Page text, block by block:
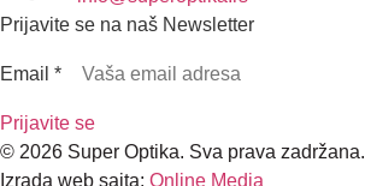
Prijavite se na naš Newsletter
Email *
Prijavite se
© 2026 Super Optika. Sva prava zadržana.
Izrada web sajta: Online Media